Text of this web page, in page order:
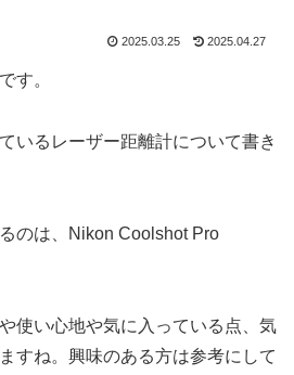
2025.03.25 2025.04.27
す。
いるレーザー距離計について書き
のは、Nikon Coolshot Pro
使い心地や気に入っている点、気
すね。興味のある方は参考にして